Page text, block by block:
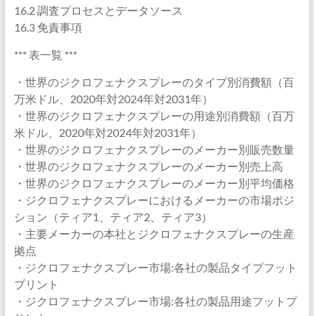
16.2 調査プロセスとデータソース
16.3 免責事項
*** 表一覧 ***
・世界のジクロフェナクスプレーのタイプ別消費額（百
万米ドル、2020年対2024年対2031年）
・世界のジクロフェナクスプレーの用途別消費額（百万
米ドル、2020年対2024年対2031年）
・世界のジクロフェナクスプレーのメーカー別販売数量
・世界のジクロフェナクスプレーのメーカー別売上高
・世界のジクロフェナクスプレーのメーカー別平均価格
・ジクロフェナクスプレーにおけるメーカーの市場ポジ
ション（ティア1、ティア2、ティア3）
・主要メーカーの本社とジクロフェナクスプレーの生産
拠点
・ジクロフェナクスプレー市場:各社の製品タイプフット
プリント
・ジクロフェナクスプレー市場:各社の製品用途フットプ